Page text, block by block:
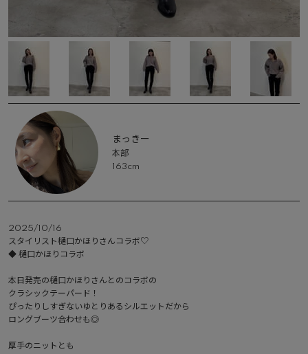
まっきー
本部
163cm
2025/10/16
スタイリスト樋口かほりさんコラボ♡
◆ 樋口かほりコラボ
本日発売の樋口かほりさんとのコラボの
クラシックテーパード！
ぴったりしすぎないゆとりあるシルエットだから
ロングブーツ合わせも◎
厚手のニットとも